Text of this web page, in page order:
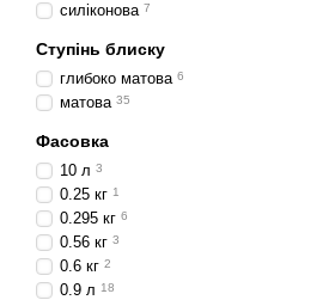
силіконова 7
Ступінь блиску
глибоко матова 6
матова 35
Фасовка
10 л 3
0.25 кг 1
0.295 кг 6
0.56 кг 3
0.6 кг 2
0.9 л 18